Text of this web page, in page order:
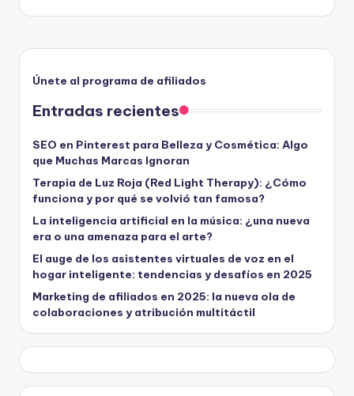
Únete al programa de afiliados
Entradas recientes
SEO en Pinterest para Belleza y Cosmética: Algo
que Muchas Marcas Ignoran
Terapia de Luz Roja (Red Light Therapy): ¿Cómo
funciona y por qué se volvió tan famosa?
La inteligencia artificial en la música: ¿una nueva
era o una amenaza para el arte?
El auge de los asistentes virtuales de voz en el
hogar inteligente: tendencias y desafíos en 2025
Marketing de afiliados en 2025: la nueva ola de
colaboraciones y atribución multitáctil